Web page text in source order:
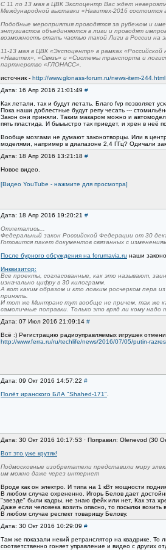
С 11 по 13 мая в ЦВК Экспоцентр Вас ждет
Международной выставки «Навитех-2016 состоится
Подобные мероприятия проводятся за рубежом и
энтузиастов объединяются в лиги и проводят
возможность стать частью такой Лиги в России на
11-13 мая в ЦВК «Экспоцентр» в рамках
«Навитех», «Связь» и «Системы транспорта и
партнерство «ГЛОНАСС».
источник - http://www.glonass-forum.ru/news-item-244.html
Дата: 16 Апр 2016 21:01:49 #
Как летали, так и будут летать. Благо fvp позволяет
Пока наши доблестные будут репу чесать ---
Закон они приняли. Таким макаром можно и
пять пластида. И быыыстро так приедет, и хрен в неё
Вообще мозгами не думают законотворцы. Или в
моделями, например в диапазоне 2,4 ГГц? Одичали
Дата: 18 Апр 2016 13:21:18 #
Новое видео.
[Видео YouTube - нажмите для просмотра]
Дата: 18 Апр 2016 19:20:21 #
Отлетались...
Федеральный закон Российской Федерации от 30
Готовится пакет документов связанных с
После бурного обсуждения на forumavia.ru наши
Инквизитор:
Все проекты, согласованные, как это называют,
изначально цифру в 30 килограмм.
А вот каким образом и кто ловким росчерком пера
принять.
И тот же Минтранс тут вообще не причем, так же
самоличные поправки. Только это вряд ли кому надо
Дата: 07 Июл 2016 21:09:14 #
Всё :) Регистрацию радиоуправляемых игрушек
http://www.ferra.ru/ru/techlife/news/2016/07/05/putin-
Дата: 09 Окт 2016 14:57:22 #
Полёт иранского БЛА "Shahed-171"
Дата: 30 Окт 2016 10:17:53 · Поправил: Olenevod (30
Вот это уже крутяк!
Подмосковные изобретатели представили миру
им можно даже через интернет
Вроде как он электро. И типа на 1 кВт мощности
В любом случае охрененно. Игорь Белов дает
"звезде" были кадры, не знаю фейк или нет, Как эта
Даже если человека возить опасно, то посылки
В любом случае респект товарищу Белову.
Дата: 30 Окт 2016 10:29:09 #
Там же показали некий ретранслятор на квадрике.
соответственно гоняет управление и видео с других